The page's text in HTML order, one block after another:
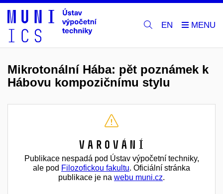
EN
Mikrotonální Hába: pět poznámek k
Hábovu kompozičnímu stylu
Varování
Publikace nespadá pod Ústav výpočetní techniky,
ale pod Filozofickou fakultu. Oficiální stránka
publikace je na webu muni.cz.